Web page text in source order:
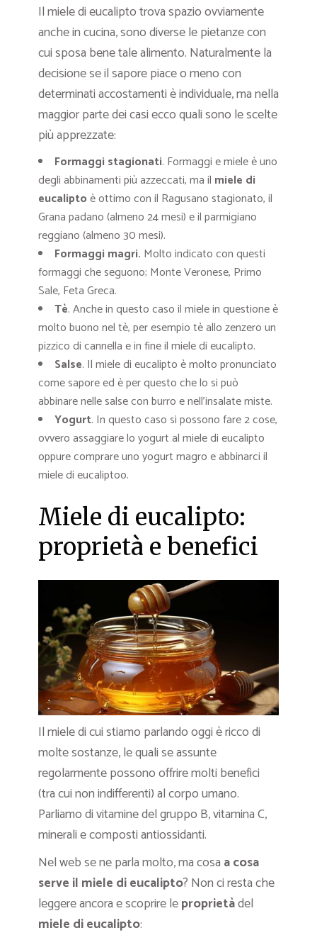
Il miele di eucalipto trova spazio ovviamente
anche in cucina, sono diverse le pietanze con
cui sposa bene tale alimento. Naturalmente la
decisione se il sapore piace o meno con
determinati accostamenti è individuale, ma nella
maggior parte dei casi ecco quali sono le scelte
più apprezzate:
Formaggi stagionati. Formaggi e miele è uno
degli abbinamenti più azzeccati, ma il miele di
eucaliptoè ottimo con il Ragusano stagionato, il
Grana padano (almeno 24 mesi) e il parmigiano
reggiano (almeno 30 mesi).
Formaggi magri. Molto indicato con questi
formaggi che seguono; Monte Veronese, Primo
Sale, Feta Greca.
Tè. Anche in questo caso il miele in questione è
molto buono nel tè, per esempio tè allo zenzero un
pizzico di cannella e in fine il miele di eucalipto.
Salse. Il miele di eucalipto è molto pronunciato
come sapore ed è per questo che lo si può
abbinare nelle salse con burro e nell’insalate miste.
Yogurt. In questo caso si possono fare 2 cose,
ovvero assaggiare lo yogurt al miele di eucalipto
oppure comprare uno yogurt magro e abbinarci il
miele di eucaliptoo.
Miele di eucalipto:
proprietà e benefici
Il miele di cui stiamo parlando oggi è ricco di
molte sostanze, le quali se assunte
regolarmente possono offrire molti benefici
(tra cui non indifferenti) al corpo umano.
Parliamo di vitamine del gruppo B, vitamina C,
minerali e composti antiossidanti.
Nel web se ne parla molto, ma cosa a cosa
serve il miele di eucalipto? Non ci resta che
leggere ancora e scoprire leproprietàdel
miele di eucalipto: